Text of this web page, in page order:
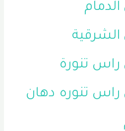
تنورة
تنوره دهان